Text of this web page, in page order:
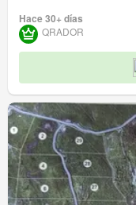
Hace 30+ días
QRADOR